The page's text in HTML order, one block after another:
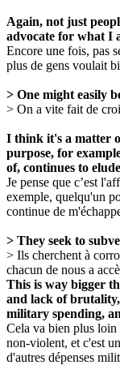
Again, not just
advocate for what I
Encore une fois, pas
plus de gens voulait
> One might easily
> On a vite fait de
I think it's a matter
purpose, for
of, continues to
Je pense que c’est
exemple, quelqu'un
continue de
> They seek to
> Ils cherchent à
chacun de nous a
This is way bigger
and lack of
military spending,
Cela va bien plus loin
non-violent, et c'est
d'autres dépenses